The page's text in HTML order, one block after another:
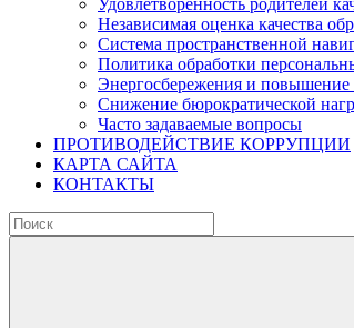
Удовлетворённость родителей
Независимая оценка качества
Система пространственной
Политика обработки
Энергосбережения и повышение
Снижение бюрократической
Часто задаваемые вопросы
ПРОТИВОДЕЙСТВИЕ КОРРУПЦИИ
КАРТА САЙТА
КОНТАКТЫ